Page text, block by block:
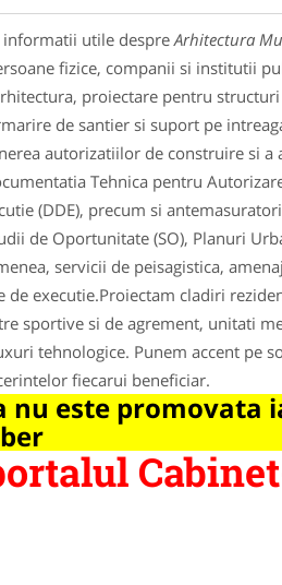
informatii utile despreArhitectura
fizice, companii si institutii
proiectare pentru
de santier si suport pe
autorizatiilor de construire si a
Tehnica pentru
(DDE), precum si
de Oportunitate (SO), Planuri
servicii de peisagistica,
executie.Proiectam cladiri
sportive si de agrement, unitati
tehnologice. Punem accent pe
fiecarui beneficiar.
nu este promovata